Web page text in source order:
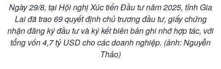
Ngày 29/8, tại Hội nghị Xúc tiến Đầu tư năm 2025, tỉnh Gia
Lai đã trao 69 quyết định chủ trương đầu tư, giấy chứng
nhận đăng ký đầu tư và ký kết biên bản ghi nhớ hợp tác, với
tổng vốn 4,7 tỷ USD cho các doanh nghiệp. (ảnh: Nguyễn
Thảo)